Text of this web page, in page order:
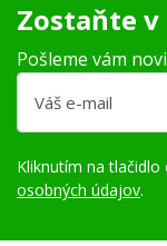
Zostaňte v
Pošleme vám
Kliknutím na
osobných údajov.